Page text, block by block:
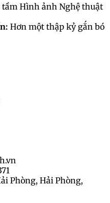
tầm Hình ảnh Nghệ thuật
Hơn một thập kỷ gắn bó
Phòng, Hải Phòng,